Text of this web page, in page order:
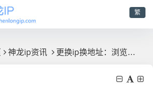
繁
神龙ip资讯 更换ip换地址：浏览器指纹同步伪装技术深度应用